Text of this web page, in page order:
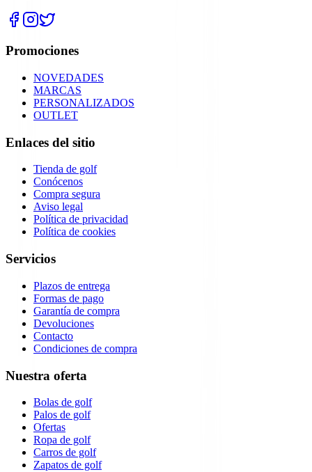
Promociones
NOVEDADES
MARCAS
PERSONALIZADOS
OUTLET
Enlaces del sitio
Tienda de golf
Conócenos
Compra segura
Aviso legal
Política de privacidad
Política de cookies
Servicios
Plazos de entrega
Formas de pago
Garantía de compra
Devoluciones
Contacto
Condiciones de compra
Nuestra oferta
Bolas de golf
Palos de golf
Ofertas
Ropa de golf
Carros de golf
Zapatos de golf